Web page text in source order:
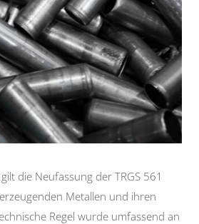
die Neufassung der TRGS 561
Metallen und ihren
Regel wurde umfassend an